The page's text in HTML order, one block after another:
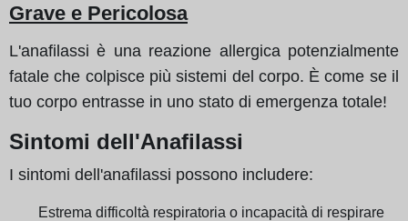
Grave e Pericolosa
L'anafilassi è una reazione allergica potenzialmente
fatale che colpisce più sistemi del corpo. È come se il
tuo corpo entrasse in uno stato di emergenza totale!
Sintomi dell'Anafilassi
I sintomi dell'anafilassi possono includere:
Estrema difficoltà respiratoria o incapacità di respirare